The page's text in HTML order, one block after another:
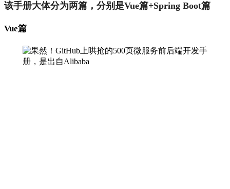
该手册大体分为两篇，分别是Vue篇+Spring Boot篇
Vue篇